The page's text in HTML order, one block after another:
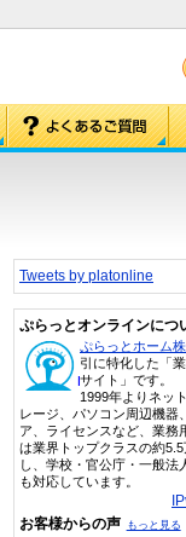
Tweets by platonline
ぷらっとオンラインにつ
ぷらっとホーム
引に特化した「
サイト」です。
1999年よりネッ
レージ、パソコン周辺機器
ア、ライセンスなど、業務
は業界トップクラスの約
し、学校・官公庁・一般法
も対応しています。
お客様からの声 もっと見る